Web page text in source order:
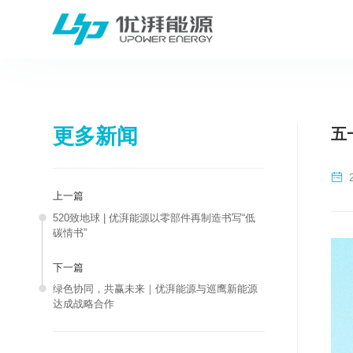
五
上一篇
520致地球 | 优湃能源以零部件再制造书写“低
碳情书”
下一篇
绿色协同，共赢未来｜优湃能源与巡鹰新能源
达成战略合作
更多新闻